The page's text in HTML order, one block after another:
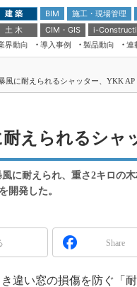
建 築 BIM 施工・現場管理
土 木
CIM・GIS i-
界動向
導入事例 製品動向 連
ドローンがもたらす建設業界の
ムチェンジ” Ver.2.0
“Society5.0”時代のスマートビ
VR／ARが描くモノづくりのミ
第8回 国際 建設
築・土木・不動
Japan Drone
メンテナンス・
風に耐えられるシャッター、YKK AP
耐えられるシャ
に耐えられ、重さ2キロの
開発した。
Share
違い窓の損傷を防ぐ「